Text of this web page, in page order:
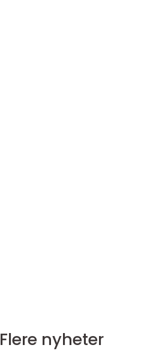
Flere nyheter